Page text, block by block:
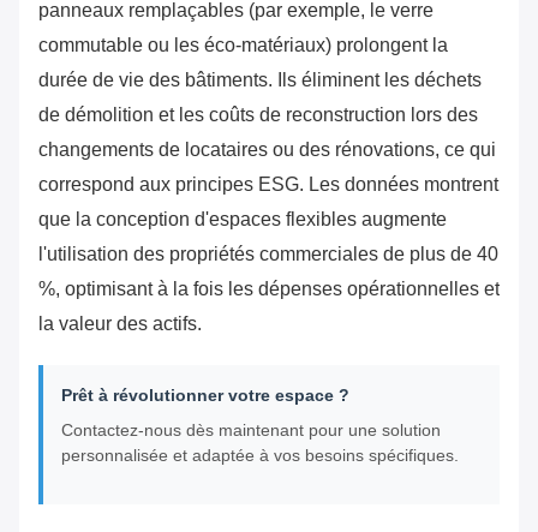
panneaux remplaçables (par exemple, le verre
commutable ou les éco-matériaux) prolongent la
durée de vie des bâtiments. Ils éliminent les déchets
de démolition et les coûts de reconstruction lors des
changements de locataires ou des rénovations, ce qui
correspond aux principes ESG. Les données montrent
que la conception d'espaces flexibles augmente
l'utilisation des propriétés commerciales de plus de 40
%, optimisant à la fois les dépenses opérationnelles et
la valeur des actifs.
Prêt à révolutionner votre espace ?
Contactez-nous dès maintenant pour une solution
personnalisée et adaptée à vos besoins spécifiques.